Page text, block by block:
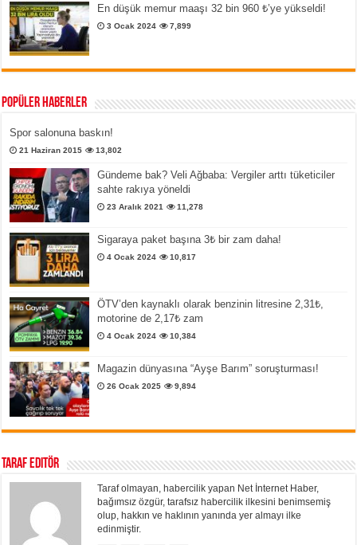
En düşük memur maaşı 32 bin 960 ₺’ye yükseldi!
3 Ocak 2024 7,899
Popüler Haberler
Spor salonuna baskın!
21 Haziran 2015 13,802
Gündeme bak? Veli Ağbaba: Vergiler arttı tüketiciler
sahte rakıya yöneldi
23 Aralık 2021 11,278
Sigaraya paket başına 3₺ bir zam daha!
4 Ocak 2024 10,817
ÖTV’den kaynaklı olarak benzinin litresine 2,31₺,
motorine de 2,17₺ zam
4 Ocak 2024 10,384
Magazin dünyasına “Ayşe Barım” soruşturması!
26 Ocak 2025 9,894
Taraf Editör
Taraf olmayan, habercilik yapan Net İnternet Haber,
bağımsız özgür, tarafsız habercilik ilkesini benimsemiş
olup, hakkın ve haklının yanında yer almayı ilke
edinmiştir.